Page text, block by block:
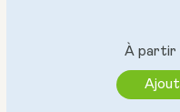
Prix
normal
À partir